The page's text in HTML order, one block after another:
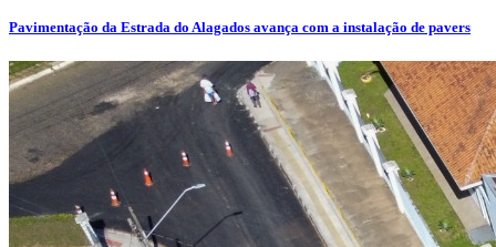
Pavimentação da Estrada do Alagados avança com a instalação de pavers